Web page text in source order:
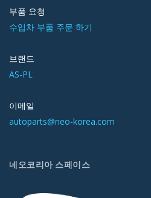
부품 요청
수입차 부품 주문 하기
브랜드
AS-PL
이메일
autoparts@neo-korea.com
네오코리아 스페이스